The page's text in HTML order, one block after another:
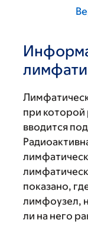
при которой
вводится
показано,
лимфоузел,
ли на него